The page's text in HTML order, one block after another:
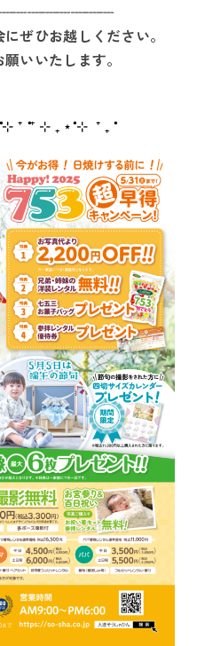
ぜひお越しください。
いいたします。
⊹ ⁺ ˚ ⁺ ⊹ ₊ ⋆˚ ⊹ ⁺ ₊ ˚